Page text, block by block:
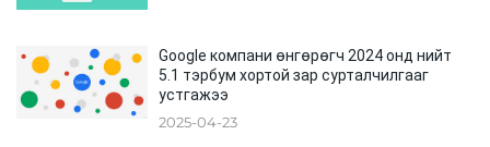
Google компани өнгөрөгч 2024 онд нийт
5.1 тэрбум хортой зар сурталчилгааг
устгажээ
2025-04-23